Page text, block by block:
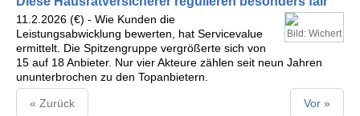
Bild: Wichert
11.2.2026 (€) - Wie Kunden die
Leistungsabwicklung bewerten, hat Servicevalue
ermittelt. Die Spitzengruppe vergrößerte sich von
15 auf 18 Anbieter. Nur vier Akteure zählen seit neun Jahren
ununterbrochen zu den Topanbietern.
« Zurück Vor »